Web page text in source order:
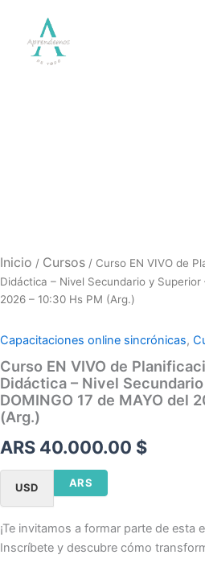
Inicio / Cursos / Curso EN VIVO de
Didáctica – Nivel Secundario y Superior
2026 – 10:30 Hs PM (Arg.)
Capacitaciones online sincrónicas,
Curso EN VIVO de
Didáctica – Nivel
DOMINGO 17 de MAYO del
(Arg.)
ARS 40.000.00 $
USD ARS
¡Te invitamos a formar parte de esta
Inscríbete y descubre cómo